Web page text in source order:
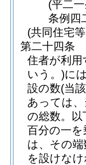
(平二
条例四
(共同住宅
第二十四条
住者が利
いう。)に
設の数(当
あっては
の総数。以
百分の一
は、その
を設けな